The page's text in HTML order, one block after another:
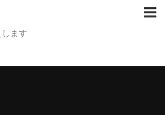
ます